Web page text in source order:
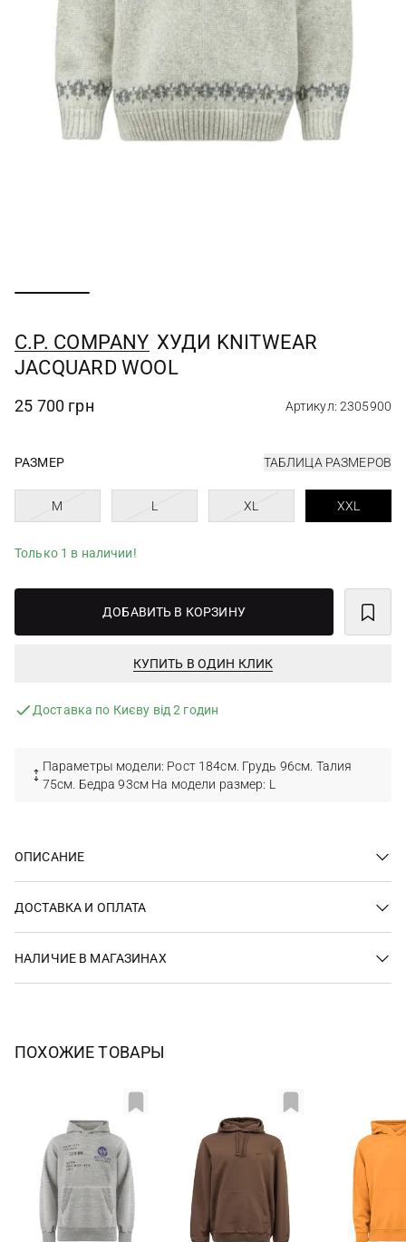
C.P. COMPANY ХУДИ KNITWEAR
JACQUARD WOOL
25 700 грн Артикул: 2305900
РАЗМЕР ТАБЛИЦА РАЗМЕРОВ
M L XL XXL
Только 1 в наличии!
ДОБАВИТЬ В КОРЗИНУ
КУПИТЬ В ОДИН КЛИК
Доставка по Києву від 2 годин
Параметры модели: Рост 184см. Грудь 96см. Талия
75см. Бедра 93см На модели размер: L
ОПИСАНИЕ
ДОСТАВКА И ОПЛАТА
НАЛИЧИЕ В МАГАЗИНАХ
ПОХОЖИЕ ТОВАРЫ